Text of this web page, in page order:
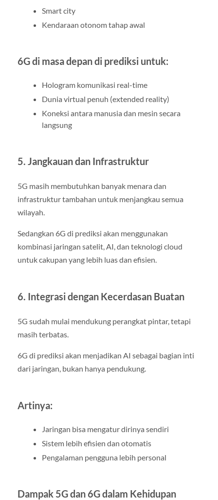
Smart city
Kendaraan otonom tahap awal
6G di masa depan di prediksi untuk:
Hologram komunikasi real-time
Dunia virtual penuh (extended reality)
Koneksi antara manusia dan mesin secara
langsung
5. Jangkauan dan Infrastruktur
5G masih membutuhkan banyak menara dan
infrastruktur tambahan untuk menjangkau semua
wilayah.
Sedangkan 6G di prediksi akan menggunakan
kombinasi jaringan satelit, AI, dan teknologi cloud
untuk cakupan yang lebih luas dan efisien.
6. Integrasi dengan Kecerdasan Buatan
5G sudah mulai mendukung perangkat pintar, tetapi
masih terbatas.
6G di prediksi akan menjadikan AI sebagai bagian inti
dari jaringan, bukan hanya pendukung.
Artinya:
Jaringan bisa mengatur dirinya sendiri
Sistem lebih efisien dan otomatis
Pengalaman pengguna lebih personal
Dampak 5G dan 6G dalam Kehidupan